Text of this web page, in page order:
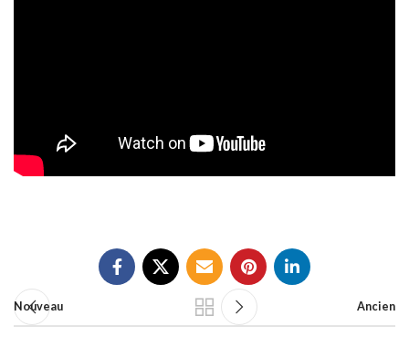
Nouveau Ancien